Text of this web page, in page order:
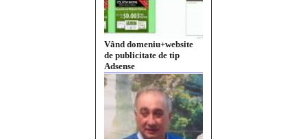
Vând domeniu+website
de publicitate de tip
Adsense